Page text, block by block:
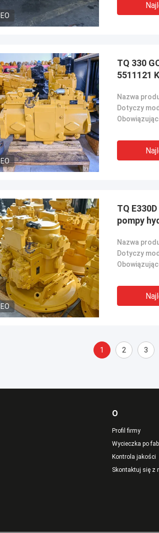
TQ 330
5511121
Nazwa
TQ
pompy
Nazwa
1 2 3
O
Profil firmy
Wycieczka po
Kontrola jakości
Skontaktuj się z